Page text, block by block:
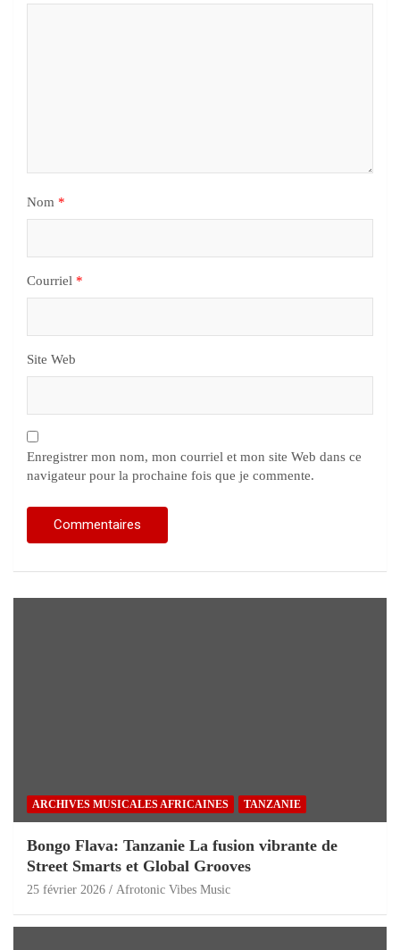
Nom *
Courriel *
Site Web
Enregistrer mon nom, mon courriel et mon site Web dans ce
navigateur pour la prochaine fois que je commente.
ARCHIVES MUSICALES AFRICAINES TANZANIE
Bongo Flava: Tanzanie La fusion vibrante de
Street Smarts et Global Grooves
25 février 2026 Afrotonic Vibes Music